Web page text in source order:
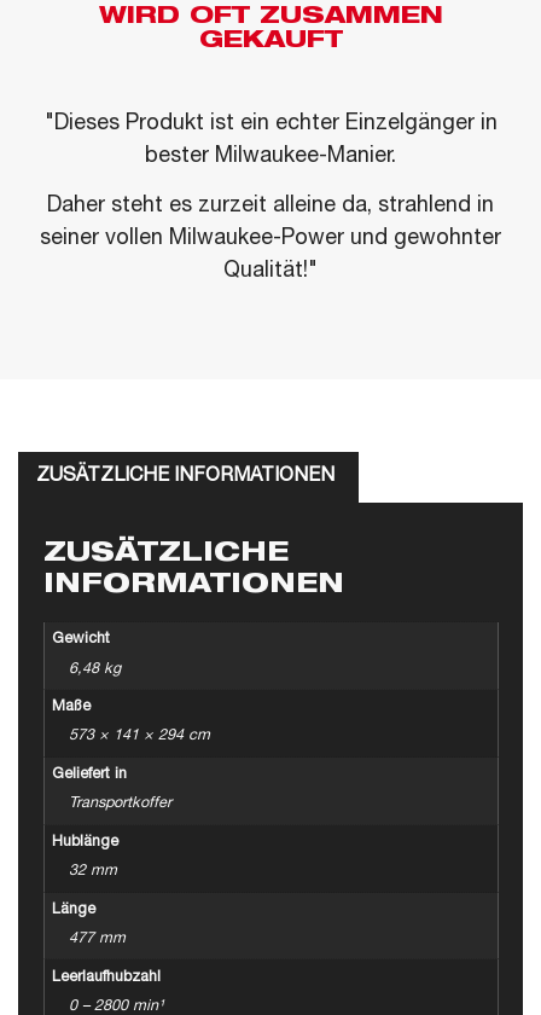
WIRD OFT ZUSAMMEN
GEKAUFT
"Dieses Produkt ist ein echter Einzelgänger in
bester Milwaukee-Manier.
Daher steht es zurzeit alleine da, strahlend in
seiner vollen Milwaukee-Power und gewohnter
Qualität!"
ZUSÄTZLICHE INFORMATIONEN
ZUSÄTZLICHE
INFORMATIONEN
Gewicht
6,48 kg
Maße
573 × 141 × 294 cm
Geliefert in
Transportkoffer
Hublänge
32 mm
Länge
477 mm
Leerlaufhubzahl
0 – 2800 min¹